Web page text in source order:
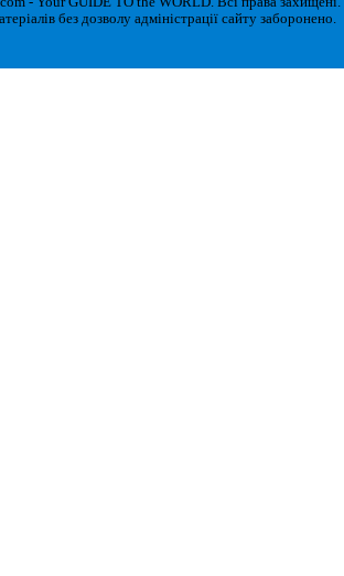
без дозволу адміністрації сайту заборонено.